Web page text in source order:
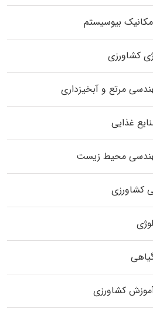
بیوسیستم
کشاورزی
مرتع و آبخیزداری
غذایی
محیط زیست
کشاورزی
کشاورزی